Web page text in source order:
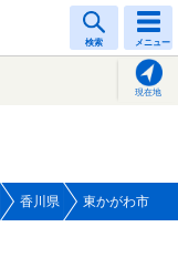
検索 メニュー
現在地
香川県 東かがわ市